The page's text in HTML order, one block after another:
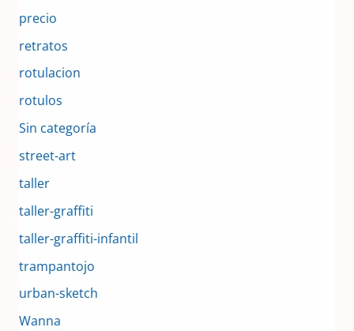
precio
retratos
rotulacion
rotulos
Sin categoría
street-art
taller
taller-graffiti
taller-graffiti-infantil
trampantojo
urban-sketch
Wanna